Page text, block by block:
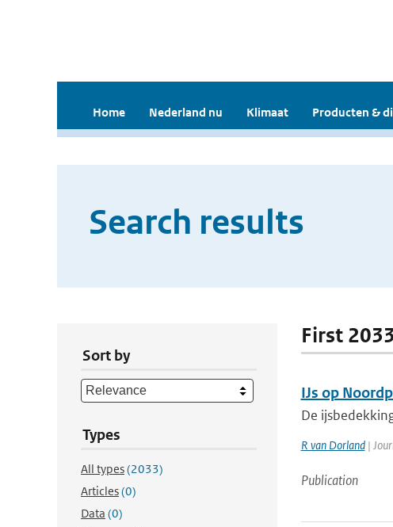
Home Nederland nu Klimaat Producten &
Search results
Sort by
Types
All types(2033)
Articles(0)
Data (0)
First
IJs op
De
R van Dorland|
Publication